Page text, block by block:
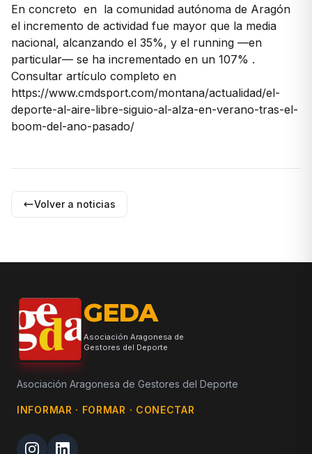
En concreto en la comunidad autónoma de Aragón
el incremento de actividad fue mayor que la media
nacional, alcanzando el 35%, y el running —en
particular— se ha incrementado en un 107% .
Consultar artículo completo en
https://www.cmdsport.com/montana/actualidad/el-
deporte-al-aire-libre-siguio-al-alza-en-verano-tras-el-
boom-del-ano-pasado/
Volver a noticias
GEDA
Asociación Aragonesa de
Gestores del Deporte
Asociación Aragonesa de Gestores del Deporte
INFORMAR · FORMAR · CONECTAR